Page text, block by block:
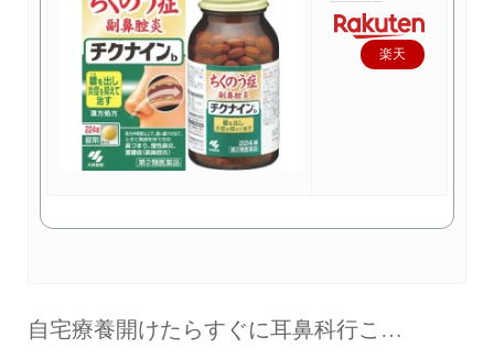
楽天
自宅療養開けたらすぐに耳鼻科行こ…